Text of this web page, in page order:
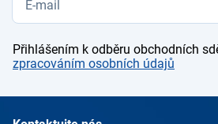
Přihlášením k odběru obchodních
zpracováním osobních údajů